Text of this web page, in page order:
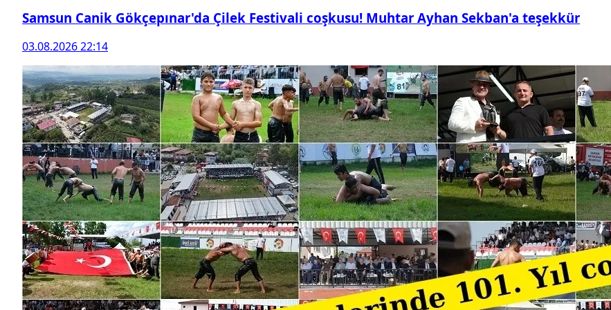
Samsun Canik Gökçepınar'da Çilek Festivali coşkusu! Muhtar Ayhan Sekban'a teşekkür
03.08.2026 22:14